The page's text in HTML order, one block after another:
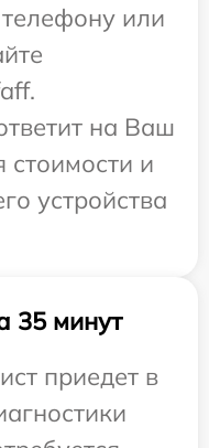
или
на Ваш
стоимости и
устройства
35 минут
приедет в